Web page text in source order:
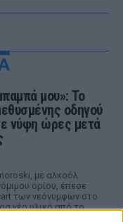
μου»: Το
οδηγού
νύφη ώρες μετά
με αλκοόλ
ορίου, έπεσε
των νεόνυμφων στο
νέο υλικό από το